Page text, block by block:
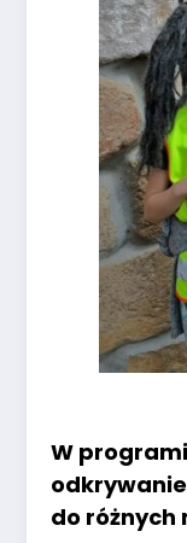
W
do różnych